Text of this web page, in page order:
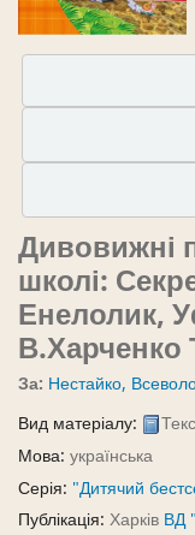
Дивовижні
школі:
Енелолик,
В.Харченко
За: Нестайко,
Вид матеріалу:
Мова: українська
Серія: "Дитячий
Публікація: Харків ВД